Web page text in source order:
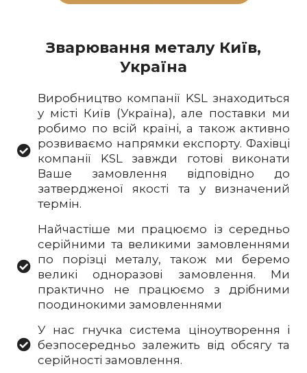
Зварювання металу Київ,
Україна
Виробництво компанії KSL знаходиться
у місті Київ (Україна), але поставки ми
робимо по всій країні, а також активно
розвиваємо напрямки експорту. Фахівці
компанії KSL завжди готові виконати
Ваше замовлення відповідно до
затвердженої якості та у визначений
термін.
Найчастіше ми працюємо із середньо
серійними та великими замовленнями
по порізці металу, також ми беремо
великі одноразові замовлення. Ми
практично не працюємо з дрібними
поодинокими замовленнями
У нас гнучка система ціноутворення і
безпосередньо залежить від обсягу та
серійності замовлення.